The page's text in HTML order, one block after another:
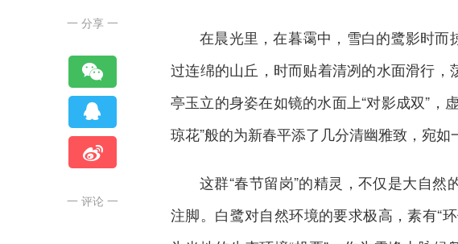
一 分享 一
一 评论 一
在晨光里，在暮霭中，雪白的鹭影时
过连绵的山丘，时而贴着清冽的水面滑行
亭玉立的身姿在如镜的水面上“对影成双”，
琼花”般的为新春平添了几分清幽雅致，宛如
这群“春节留岗”的精灵，不仅是大自
注脚。白鹭对自然环境的要求极高，素有“